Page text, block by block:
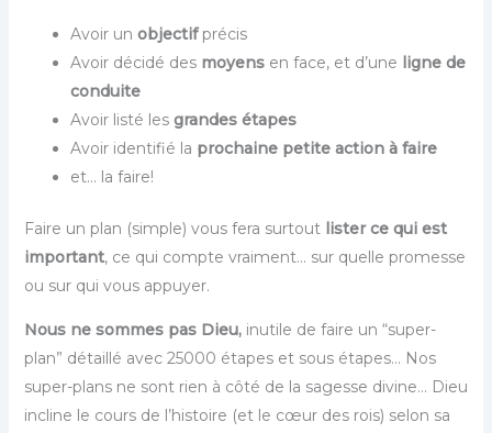
Avoir un objectifprécis
Avoir décidé des moyensen face, et d’une ligne de
conduite
Avoir listé les grandes étapes
Avoir identifié la prochaine petite action à faire
et… la faire!
Faire un plan (simple) vous fera surtout lister ce qui est
important, ce qui compte vraiment… sur quelle promesse
ou sur qui vous appuyer.
Nous ne sommes pas Dieu,inutile de faire un “super-
plan” détaillé avec 25000 étapes et sous étapes… Nos
super-plans ne sont rien à côté de la sagesse divine… Dieu
incline le cours de l’histoire (et le cœur des rois) selon sa